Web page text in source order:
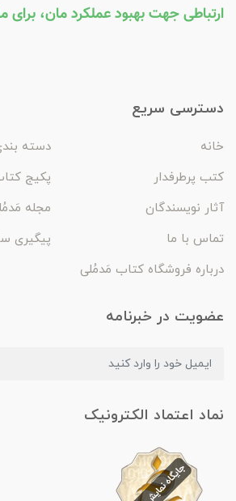
ارتباطی جهت بهبود عملکرد مان، برای
دسترسی سریع
خانه
دسته
کتب پرطرفدار
پکیج
آثار نویسندگان
مجله
تماس با ما
پیگیری
درباره فروشگاه کتاب مَدمُلی
عضویت در خبرنامه
نماد اعتماد الکترونیک